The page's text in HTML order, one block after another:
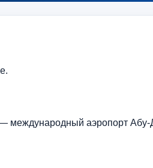
международный аэропорт Абу-